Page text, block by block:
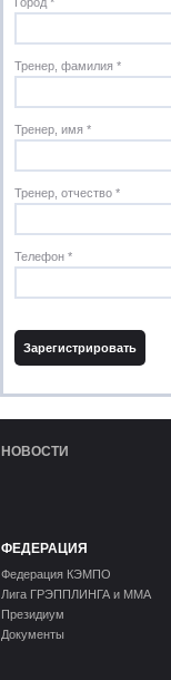
Тренер, фамилия *
Тренер, имя *
Тренер, отчество *
Телефон *
НОВОСТИ
ФЕДЕРАЦИЯ
Федерация КЭМПО
Лига ГРЭППЛИНГА и ММА
Президиум
Документы